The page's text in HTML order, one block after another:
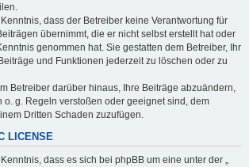
dass der Betreiber keine Verantwortung für
übernimmt, die er nicht selbst erstellt hat oder
genommen hat. Sie gestatten dem Betreiber, Ihr
und Funktionen jederzeit zu löschen oder zu
Betreiber darüber hinaus, Ihre Beiträge abzuändern,
o. g. Regeln verstoßen oder geeignet sind, dem
Dritten Schaden zuzufügen.
LICENSE
dass es sich bei phpBB um eine unter der „